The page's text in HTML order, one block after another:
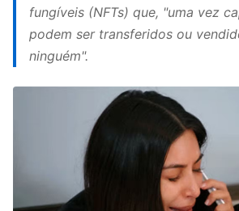
fungíveis (NFTs) que, "uma vez
podem ser transferidos ou
ninguém".